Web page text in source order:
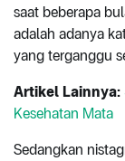
saat beberapa
adalah adanya
yang terganggu
Artikel Lainnya:
Kesehatan Mata
Sedangkan